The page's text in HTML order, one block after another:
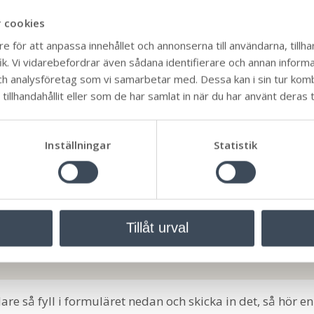
cookies
för att anpassa innehållet och annonserna till användarna,
Vi vidarebefordrar även sådana identifierare och annan
analysföretag som vi samarbetar med. Dessa kan i sin tur
eller som de har samlat in när du har använt deras
Inställningar Statistik
Tillåt urval
eller byggnadens yttre karaktärsdrag.
men om det inom fastigheten byggs
områdesbestämmelse följas.
så fyll i formuläret nedan och skicka in det, så hör en